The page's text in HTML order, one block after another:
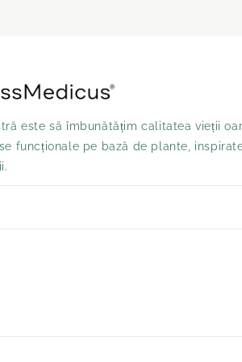
este să îmbunătățim calitatea vieții
funcționale pe bază de plante,